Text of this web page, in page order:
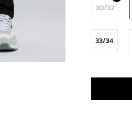
30/32
33/34